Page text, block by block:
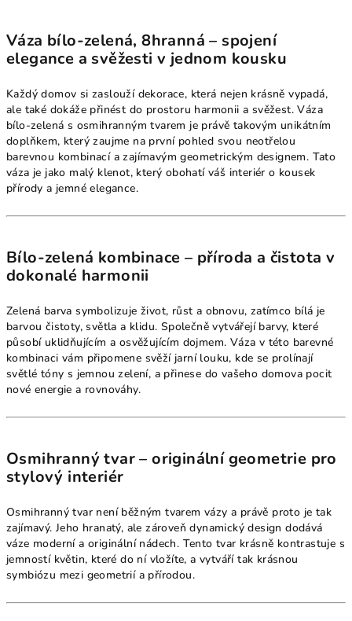
Váza bílo-zelená, 8hranná – spojení
elegance a svěžesti v jednom kousku
Každý domov si zaslouží dekorace, která nejen krásně vypadá,
ale také dokáže přinést do prostoru harmonii a svěžest. Váza
bílo-zelená s osmihranným tvarem je právě takovým unikátním
doplňkem, který zaujme na první pohled svou neotřelou
barevnou kombinací a zajímavým geometrickým designem. Tato
váza je jako malý klenot, který obohatí váš interiér o kousek
přírody a jemné elegance.
Bílo-zelená kombinace – příroda a čistota v
dokonalé harmonii
Zelená barva symbolizuje život, růst a obnovu, zatímco bílá je
barvou čistoty, světla a klidu. Společně vytvářejí barvy, které
působí uklidňujícím a osvěžujícím dojmem. Váza v této barevné
kombinaci vám připomene svěží jarní louku, kde se prolínají
světlé tóny s jemnou zelení, a přinese do vašeho domova pocit
nové energie a rovnováhy.
Osmihranný tvar – originální geometrie pro
stylový interiér
Osmihranný tvar není běžným tvarem vázy a právě proto je tak
zajímavý. Jeho hranatý, ale zároveň dynamický design dodává
váze moderní a originální nádech. Tento tvar krásně kontrastuje s
jemností květin, které do ní vložíte, a vytváří tak krásnou
symbiózu mezi geometrií a přírodou.